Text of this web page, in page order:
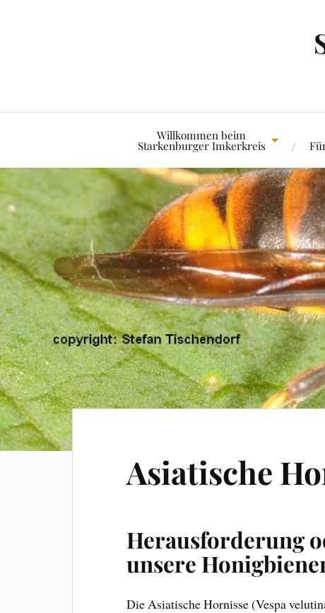
Willkommen beim
Starkenburger Imkerkreis
Asiatische
Herausforderung
unsere
Die Asiatische Hornisse (Vespa